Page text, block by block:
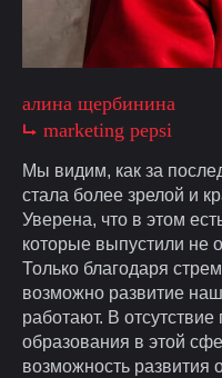
алина щербинина
⮡ marketing pepsi
Мы видим, как за
стала более зрелой и
Уверена, что в этом
которые выпустили не
Только благодаря
возможно развитие
работают. В
образования в этой
возможность развития